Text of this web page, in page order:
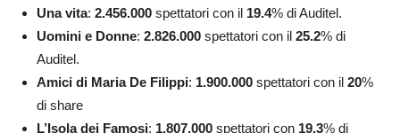
Una vita: 2.456.000 spettatori con il 19.4% di Auditel.
Uomini e Donne: 2.826.000 spettatori con il 25.2% di
Auditel.
Amici di Maria De Filippi: 1.900.000 spettatori con il 20%
di share
L’Isola dei Famosi: 1.807.000 spettatori con 19.3% di